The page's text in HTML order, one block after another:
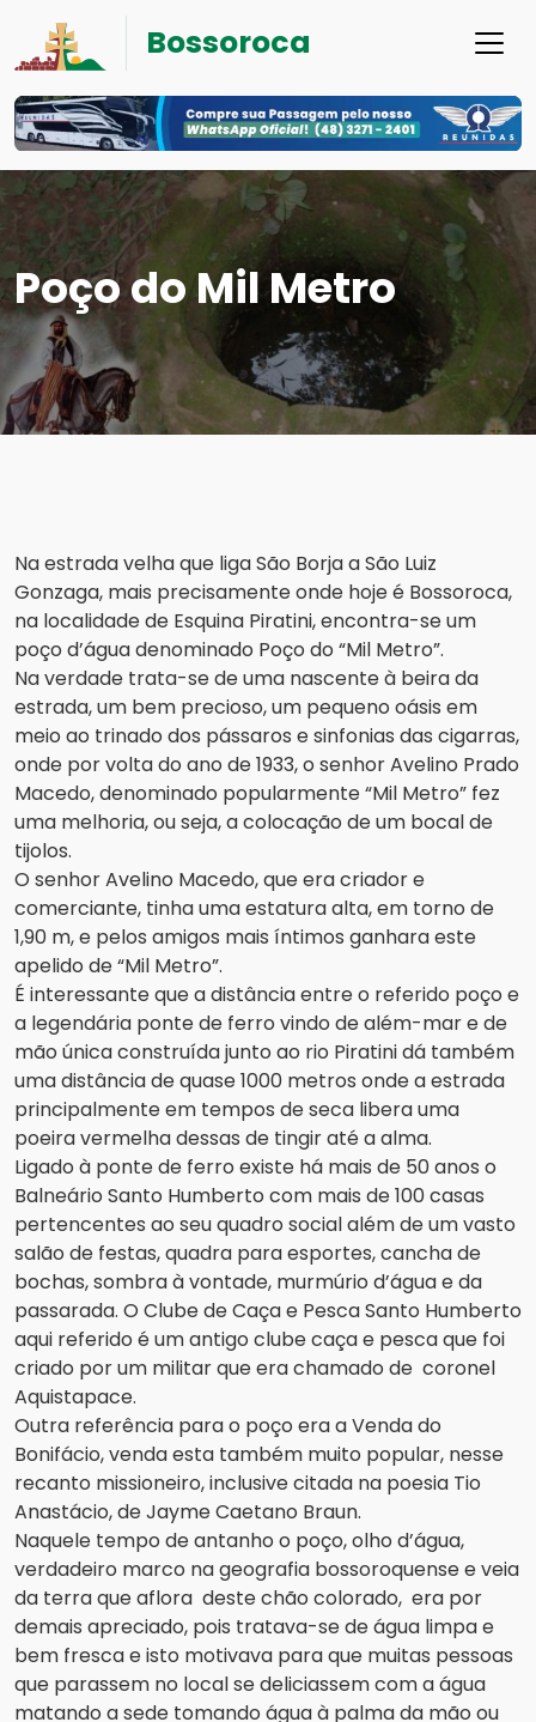
Bossoroca
Poço do Mil Metro
Na estrada velha que liga São Borja a São Luiz
Gonzaga, mais precisamente onde hoje é Bossoroca,
na localidade de Esquina Piratini, encontra-se um
poço d’água denominado Poço do “Mil Metro”.
Na verdade trata-se de uma nascente à beira da
estrada, um bem precioso, um pequeno oásis em
meio ao trinado dos pássaros e sinfonias das cigarras,
onde por volta do ano de 1933, o senhor Avelino Prado
Macedo, denominado popularmente “Mil Metro” fez
uma melhoria, ou seja, a colocação de um bocal de
tijolos.
O senhor Avelino Macedo, que era criador e
comerciante, tinha uma estatura alta, em torno de
1,90 m, e pelos amigos mais íntimos ganhara este
apelido de “Mil Metro”.
É interessante que a distância entre o referido poço e
a legendária ponte de ferro vindo de além-mar e de
mão única construída junto ao rio Piratini dá também
uma distância de quase 1000 metros onde a estrada
principalmente em tempos de seca libera uma
poeira vermelha dessas de tingir até a alma.
Ligado à ponte de ferro existe há mais de 50 anos o
Balneário Santo Humberto com mais de 100 casas
pertencentes ao seu quadro social além de um vasto
salão de festas, quadra para esportes, cancha de
bochas, sombra à vontade, murmúrio d’água e da
passarada. O Clube de Caça e Pesca Santo Humberto
aqui referido é um antigo clube caça e pesca que foi
criado por um militar que era chamado de coronel
Aquistapace.
Outra referência para o poço era a Venda do
Bonifácio, venda esta também muito popular, nesse
recanto missioneiro, inclusive citada na poesia Tio
Anastácio, de Jayme Caetano Braun.
Naquele tempo de antanho o poço, olho d’água,
verdadeiro marco na geografia bossoroquense e veia
da terra que aflora deste chão colorado, era por
demais apreciado, pois tratava-se de água limpa e
bem fresca e isto motivava para que muitas pessoas
que parassem no local se deliciassem com a água
matando a sede tomando água à palma da mão ou